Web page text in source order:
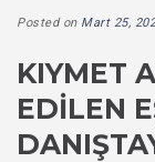
Posted on Mart 25,
KIYMET
EDILEN